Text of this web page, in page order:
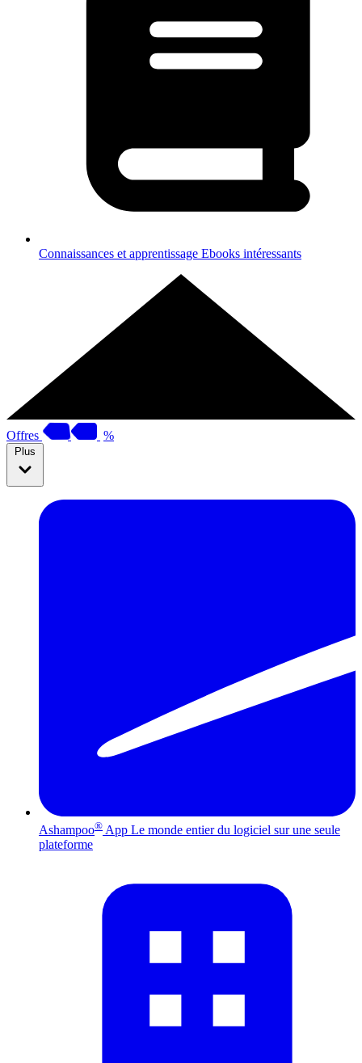
Connaissances et apprentissage Ebooks intéressants
Offres %
Plus
Ashampoo® App Le monde entier du logiciel sur une seule
plateforme